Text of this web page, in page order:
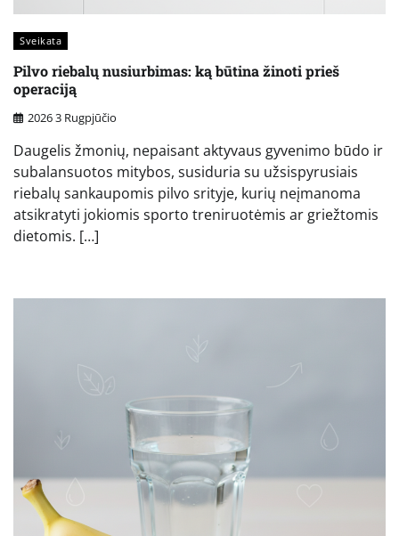
Sveikata
Pilvo riebalų nusiurbimas: ką būtina žinoti prieš
operaciją
2026 3 Rugpjūčio
Daugelis žmonių, nepaisant aktyvaus gyvenimo būdo ir
subalansuotos mitybos, susiduria su užsispyrusiais
riebalų sankaupomis pilvo srityje, kurių neįmanoma
atsikratyti jokiomis sporto treniruotėmis ar griežtomis
dietomis. […]